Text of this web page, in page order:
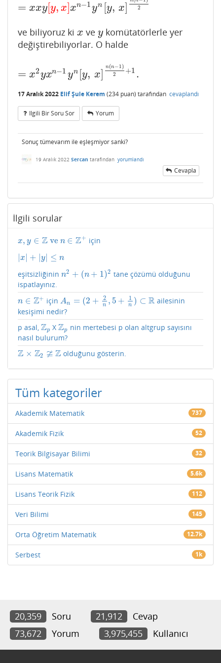
= xxy[y, x]xn−1yn [y, x]
2
ve biliyoruz ki x
x ve y
y komütatörlerle yer
değiştirebiliyorlar. O halde
= x2yxn−1 yn [y, x]
n(n−1)
2
+1 .
=x 2yxn−1yn[y,x ]n( n− 1)2+1.
17 Aralık 2022 Elif Şule Kerem (234 puan) tarafından cevaplandı
Ilgili Bir Soru Sor Yorum
Sonuç tümevarım ile eşleşmiyor sanki?
19 Aralık 2022 Sercan tarafından yorumlandı
Cevapla
İlgili sorular
x, y ∈ Z ve n ∈ Z+
x,y ∈ Zve n∈ Z+ için
|x| + |y| ≤ n
| x|+ |y ≤n
eşitsizliğinin n2 + (n + 1)2
n2 +(n +1) 2
tane çözümü olduğunu
ispatlayınız.
n ∈ Z+
n∈Z + içinAn = (2 + 2
n , 5 + 1
n ) ⊂ R
An= (2+2n ,5+ 1n) ⊂ R
ailesinin
kesişimi nedir?
p asal, Zp
Zp XZp
Zp nin mertebesi p olan altgrup sayısını
nasıl bulurum?
Z × Z2 ≆ Z
Z× Z2 ≇Z olduğunu gösterin.
Tüm kategoriler
Akademik Matematik 737
Akademik Fizik 52
Teorik Bilgisayar Bilimi 32
Lisans Matematik 5.6k
Lisans Teorik Fizik 112
Veri Bilimi 145
Orta Öğretim Matematik 12.7k
Serbest 1k
20,359 Soru 21,912
Cevap
73,672
Yorum 3,975,455 Kullanıcı